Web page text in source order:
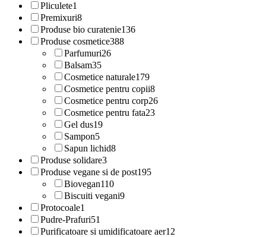
Pliculete1
Premixuri8
Produse bio curatenie136
Produse cosmetice388
Parfumuri26
Balsam35
Cosmetice naturale179
Cosmetice pentru copii8
Cosmetice pentru corp26
Cosmetice pentru fata23
Gel dus19
Sampon5
Sapun lichid8
Produse solidare3
Produse vegane si de post195
Biovegan110
Biscuiti vegani9
Protocoale1
Pudre-Prafuri51
Purificatoare si umidificatoare aer12